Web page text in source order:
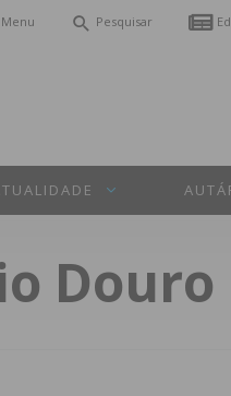
Menu Pesquisar
Douro